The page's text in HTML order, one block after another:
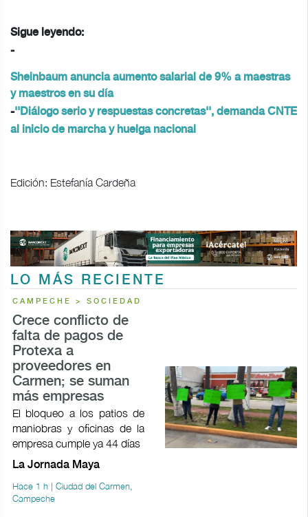
Sigue leyendo:
-
Sheinbaum anuncia aumento salarial de 9% a maestras
y maestros en su día
-''Diálogo serio y respuestas concretas'', demanda CNTE
al inicio de marcha y huelga nacional
Edición: Estefanía Cardeña
LO MÁS RECIENTE
CAMPECHE > SOCIEDAD
Crece conflicto de
falta de pagos de
Protexa a
proveedores en
Carmen; se suman
más empresas
El bloqueo a los patios de
maniobras y oficinas de la
empresa cumple ya 44 días
La Jornada Maya
Hace 1 h | Ciudad del Carmen,
Campeche